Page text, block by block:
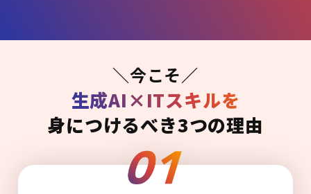
＼今こそ／
生成AI×ITスキルを
身につけるべき3つの理由